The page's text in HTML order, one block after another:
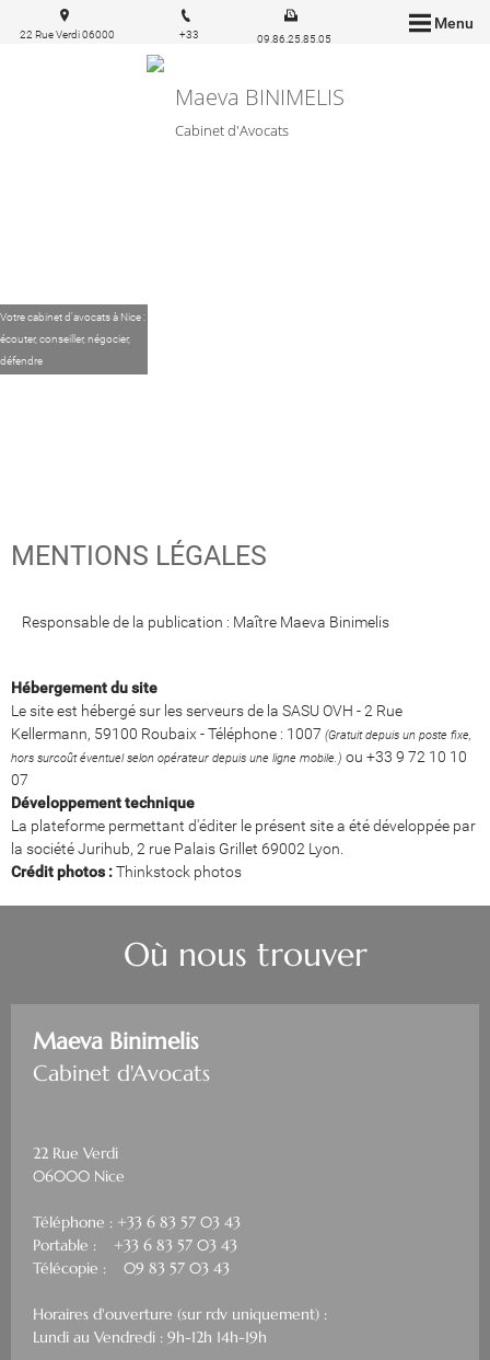
Menu
Maeva BINIMELIS
Cabinet d'Avocats
22 Rue Verdi 06000
+33
09.86.25.85.05
Votre cabinet d'avocats à Nice :
écouter, conseiller, négocier,
défendre
MENTIONS LÉGALES
Responsable de la publication : Maître Maeva Binimelis
Hébergement du site
Le site est hébergé sur les serveurs de la SASU OVH - 2 Rue
Kellermann, 59100 Roubaix - Téléphone : 1007 (Gratuit depuis un poste fixe,
hors surcoût éventuel selon opérateur depuis une ligne mobile.) ou +33 9 72 10 10
07
Développement technique
La plateforme permettant d'éditer le présent site a été développée par
la société Jurihub, 2 rue Palais Grillet 69002 Lyon.
Crédit photos :Thinkstock photos
Où nous trouver
Maeva Binimelis
Cabinet d'Avocats
22 Rue Verdi
06000 Nice
Téléphone : +33 6 83 57 03 43
Portable : +33 6 83 57 03 43
Télécopie : 09 83 57 03 43
Horaires d'ouverture (sur rdv uniquement) :
Lundi au Vendredi : 9h-12h 14h-19h